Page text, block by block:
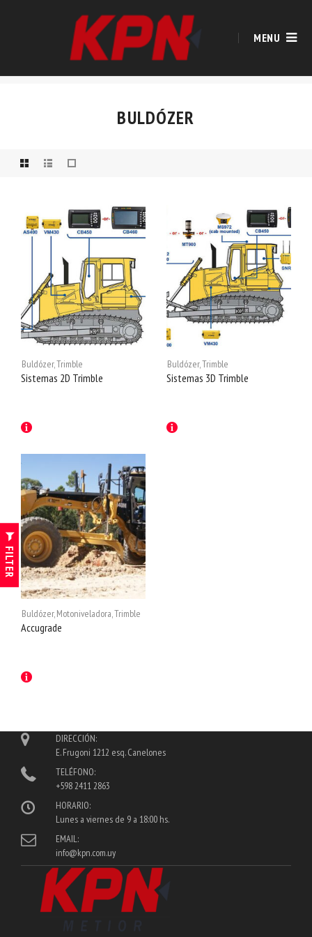
MENU
BULDÓZER
Buldózer,Trimble
Sistemas 2D Trimble
Buldózer,Trimble
Sistemas 3D Trimble
Buldózer,Motoniveladora,Trimble
Accugrade
FILTER
DIRECCIÓN:
E. Frugoni 1212 esq. Canelones
TELÉFONO:
+598 2411 2863
HORARIO:
Lunes a viernes de 9 a 18:00 hs.
EMAIL:
info@kpn.com.uy